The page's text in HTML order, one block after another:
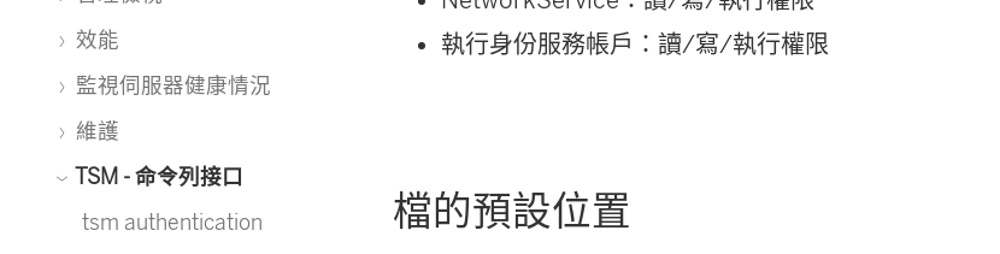
效能
監視伺服器健康情況
維護
TSM - 命令列接口
tsm authentication
執行身份服務帳戶：讀/寫/執行權限
檔的預設位置